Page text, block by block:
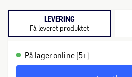
LEVERING
Få leveret produktet
På lager online (5+)